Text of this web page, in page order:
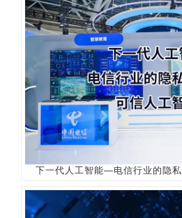
下一代人工智能—电信行业的隐私